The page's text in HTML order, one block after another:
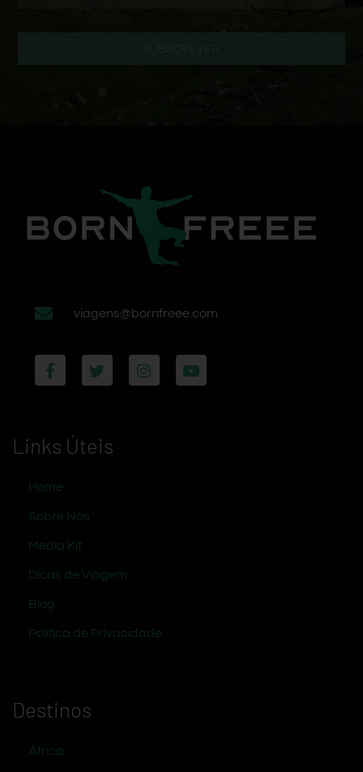
SUBSCREVER
viagens@bornfreee.com
Links Úteis
Home
Sobre Nós
Media Kit
Dicas de Viagem
Blog
Política de Privacidade
Destinos
África